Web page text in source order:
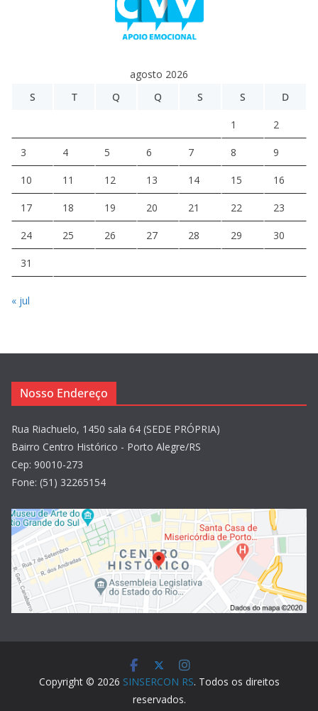
agosto 2026
S
T Q Q S S D
1 2
3 4 5 6 7 8 9
10 11 12 13 14 15 16
17 18 19 20 21 22 23
24 25 26 27 28 29 30
31
« jul
Nosso Endereço
Rua Riachuelo, 1450 sala 64 (SEDE PRÓPRIA)
Bairro Centro Histórico - Porto Alegre/RS
Cep: 90010-273
Fone: (51) 32265154
Copyright © 2026 SINSERCON RS. Todos os direitos
reservados.